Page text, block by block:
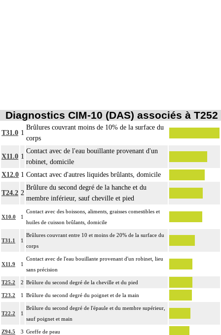
Diagnostics CIM-10 (DAS) associés à T252
T31.0 1
Brûlures couvrant moins de 10% de la surface du
corps
X11.0 1
Contact avec de l'eau bouillante provenant d'un
robinet, domicile
X12.0 1 Contact avec d'autres liquides brûlants, domicile
T24.2 2
Brûlure du second degré de la hanche et du
membre inférieur, sauf cheville et pied
X10.0 1
Contact avec des boissons, aliments, graisses comestibles et
huiles de cuisson brûlants, domicile
T31.1 1
Brûlures couvrant entre 10 et moins de 20% de la surface du
corps
X11.9 1
Contact avec de l'eau bouillante provenant d'un robinet, lieu
sans précision
T25.2 2 Brûlure du second degré de la cheville et du pied
T23.2 1 Brûlure du second degré du poignet et de la main
T22.2 1
Brûlure du second degré de l'épaule et du membre supérieur,
sauf poignet et main
Z94.5 3 Greffe de peau